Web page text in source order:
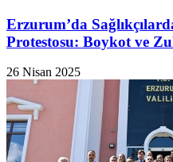
Erzurum’da
Protestosu: Boykot ve
26 Nisan 2025